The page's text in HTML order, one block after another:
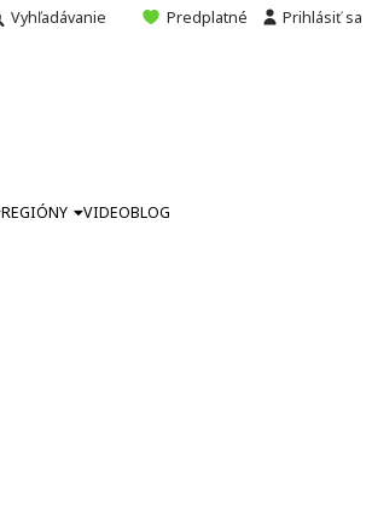
Vyhľadávanie Predplatné Prihlásiť sa
REGIÓNY VIDEOBLOG